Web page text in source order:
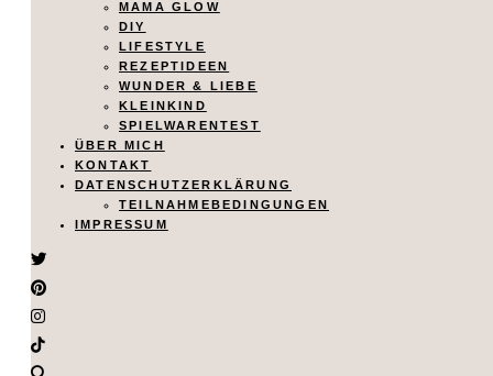
MAMA GLOW
DIY
LIFESTYLE
REZEPTIDEEN
WUNDER & LIEBE
KLEINKIND
SPIELWARENTEST
ÜBER MICH
KONTAKT
DATENSCHUTZERKLÄRUNG
TEILNAHMEBEDINGUNGEN
IMPRESSUM